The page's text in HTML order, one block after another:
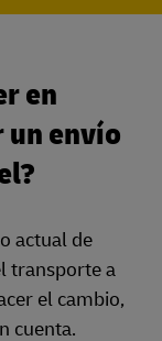
en
un envío
actual de
transporte a
el cambio,
cuenta.